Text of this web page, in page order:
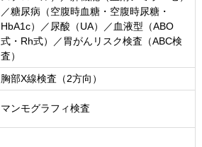
／糖尿病（空腹時血糖・空腹時尿糖・
HbA1c）／尿酸（UA）／血液型（ABO
式・Rh式）／胃がんリスク検査（ABC検
査）
胸部X線検査（2方向）
マンモグラフィ検査